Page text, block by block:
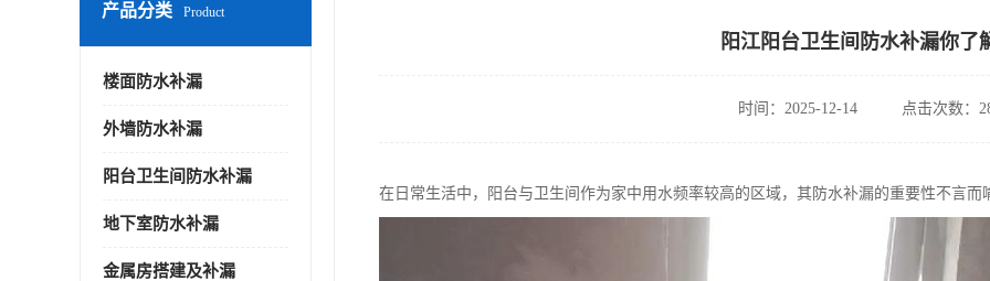
产品分类 Product
楼面防水补漏
外墙防水补漏
阳台卫生间防水补漏
地下室防水补漏
金属房搭建及补漏
阳江阳台卫生间防水补漏你了
时间：2025-12-14 点击次数：
在日常生活中，阳台与卫生间作为家中用水频率较高的区域，其防水补漏的重要性不言而